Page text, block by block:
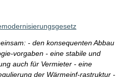
- den konsequenten Abbau
vorgaben - eine stabile und
auch für Vermieter - eine
der Wärmeinf-rastruktur -